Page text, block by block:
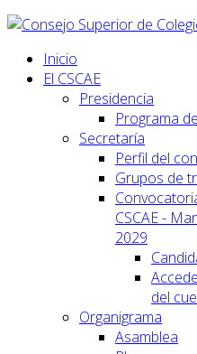
Inicio
El CSCAE
Presidencia
Programa
Secretaría
Perfil del
Grupos de
CSCAE -
2029
del
Organigrama
Asamblea